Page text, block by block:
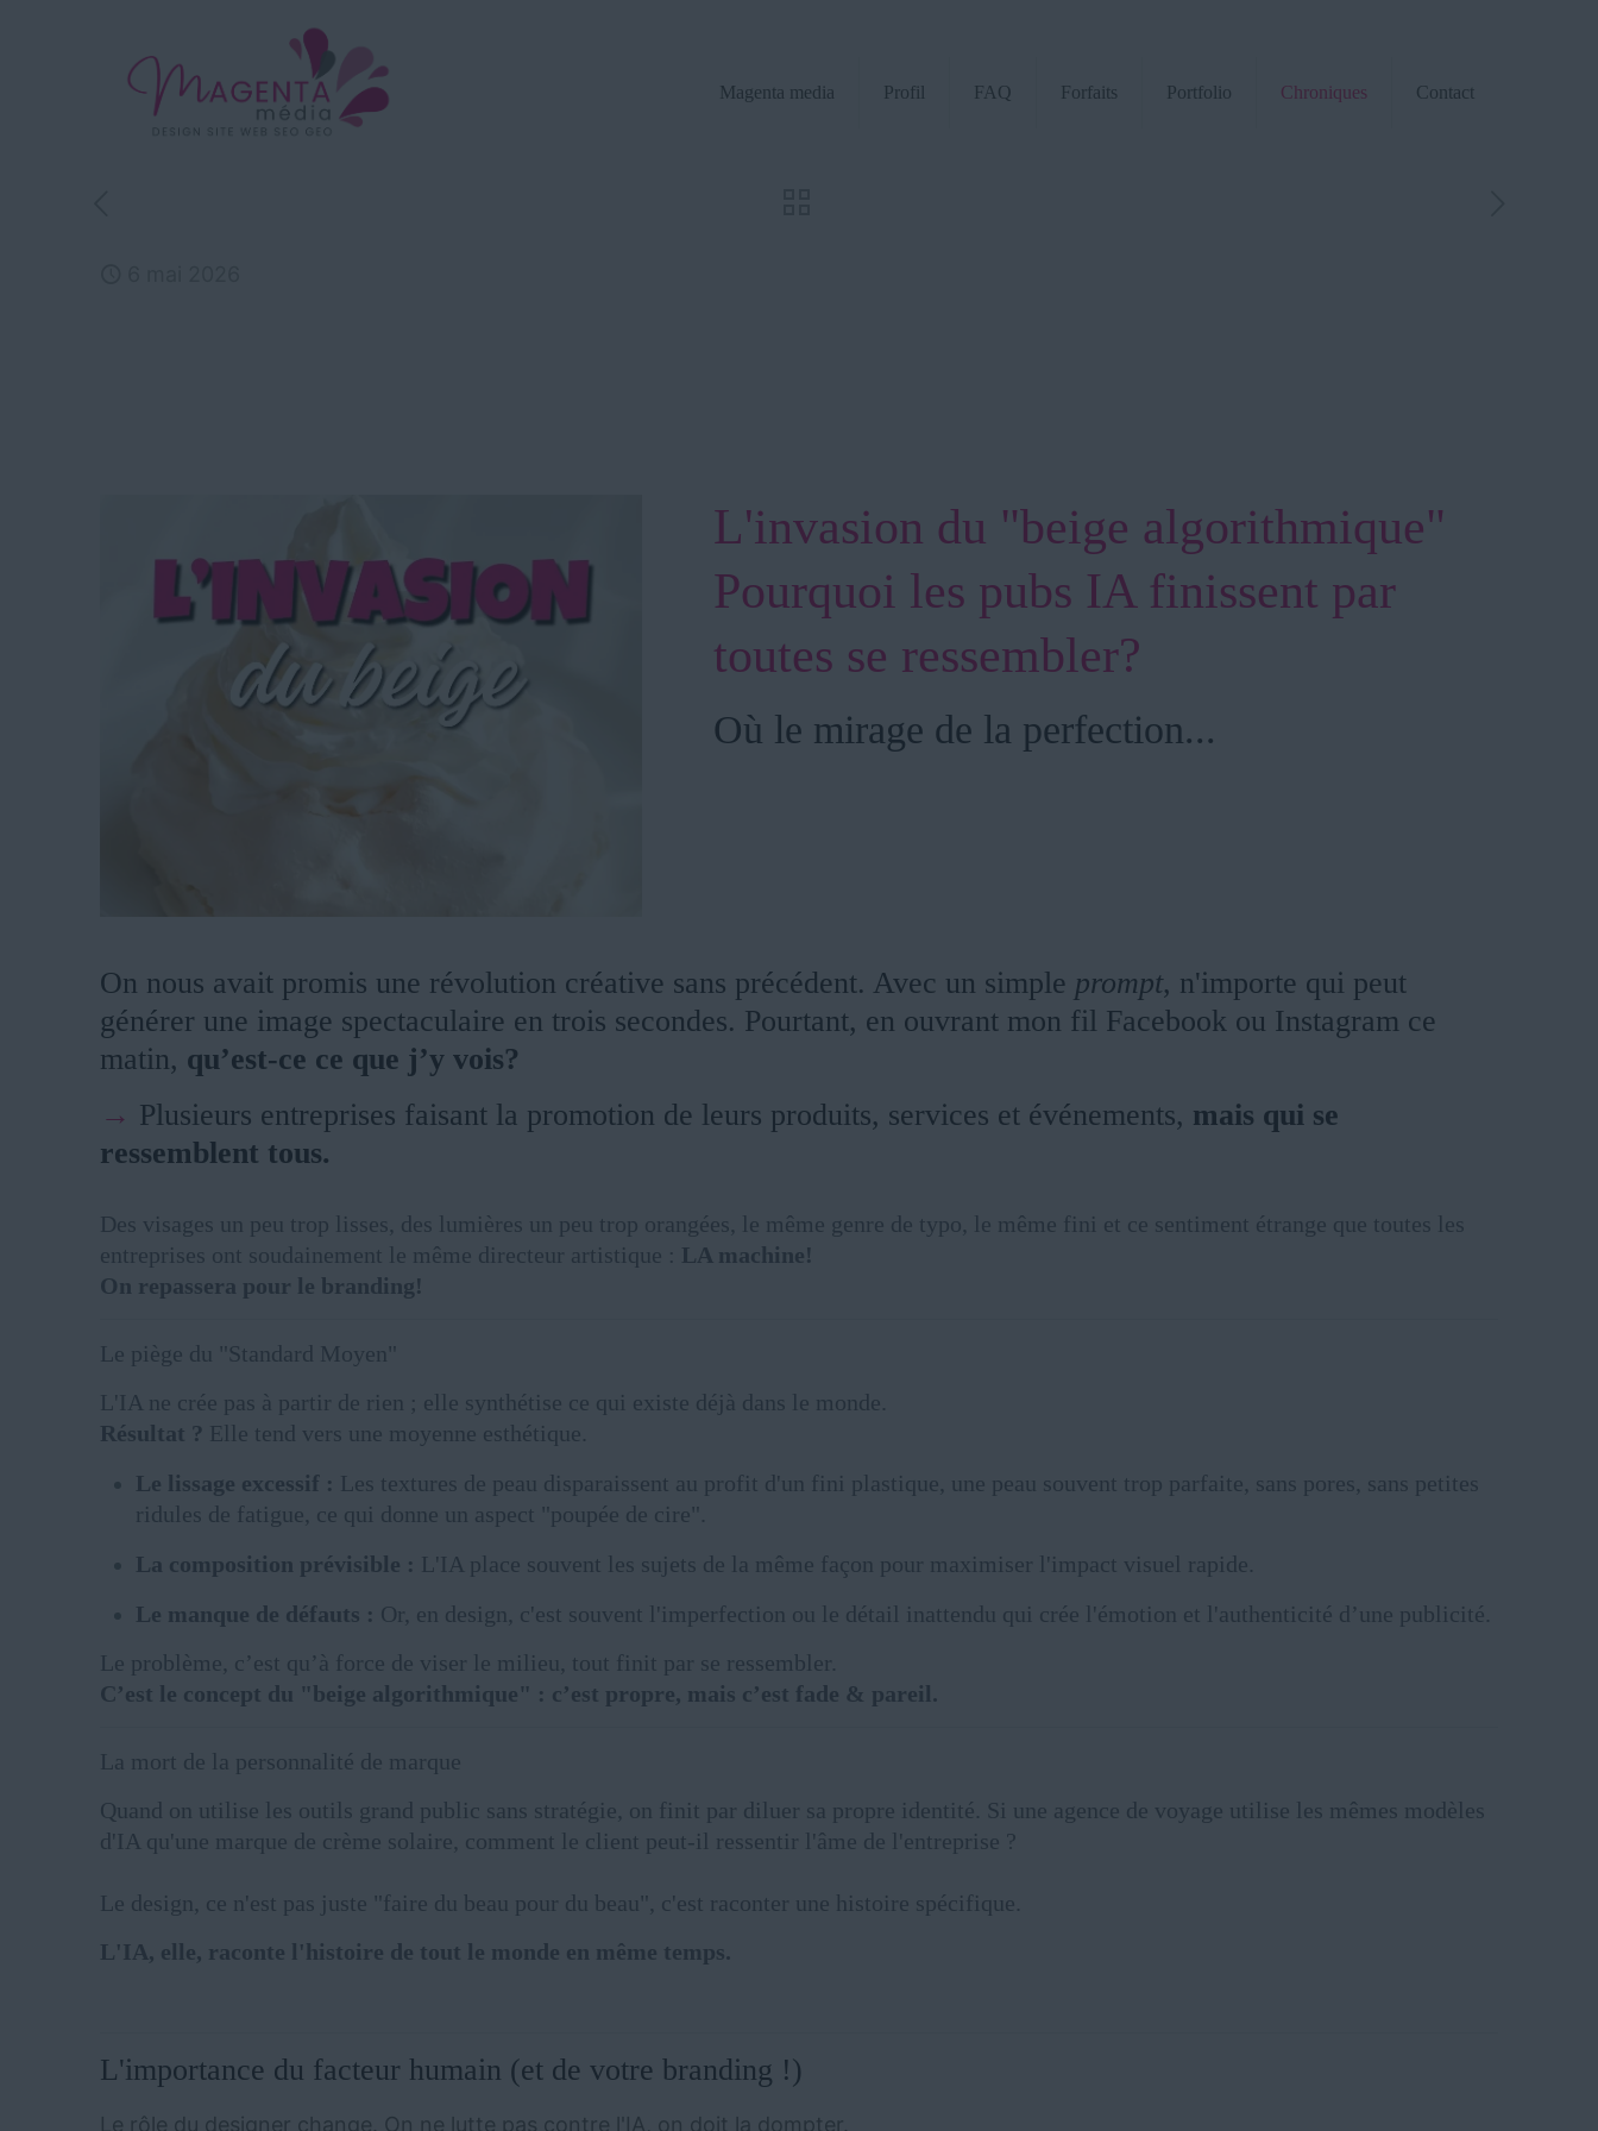
Magenta media Profil FAQ Forfaits Portfolio Chroniques Contact
L'invasion du "beige algorithmique"
Pourquoi les pubs IA finissent par
toutes se ressembler?
Où le mirage de la perfection...
On nous avait promis une révolution créative sans précédent. Avec un simple prompt, n'importe qui peut
générer une image spectaculaire en trois secondes. Pourtant, en ouvrant mon fil Facebook ou Instagram ce
matin, qu’est-ce ce que j’y vois?
→ Plusieurs entreprises faisant la promotion de leurs produits, services et événements, mais qui se
ressemblent tous.
Des visages un peu trop lisses, des lumières un peu trop orangées, le même genre de typo, le même fini et ce sentiment étrange que toutes les
entreprises ont soudainement le même directeur artistique : LA machine!
On repassera pour le branding!
Le piège du "Standard Moyen"
L'IA ne crée pas à partir de rien ; elle synthétise ce qui existe déjà dans le monde.
Résultat ? Elle tend vers une moyenne esthétique.
Le lissage excessif : Les textures de peau disparaissent au profit d'un fini plastique, une peau souvent trop parfaite, sans pores, sans petites
ridules de fatigue, ce qui donne un aspect "poupée de cire".
La composition prévisible : L'IA place souvent les sujets de la même façon pour maximiser l'impact visuel rapide.
Le manque de défauts : Or, en design, c'est souvent l'imperfection ou le détail inattendu qui crée l'émotion et l'authenticité d’une publicité.
Le problème, c’est qu’à force de viser le milieu, tout finit par se ressembler.
C’est le concept du "beige algorithmique" : c’est propre, mais c’est fade & pareil.
La mort de la personnalité de marque
Quand on utilise les outils grand public sans stratégie, on finit par diluer sa propre identité. Si une agence de voyage utilise les mêmes modèles
d'IA qu'une marque de crème solaire, comment le client peut-il ressentir l'âme de l'entreprise ?
Le design, ce n'est pas juste "faire du beau pour du beau", c'est raconter une histoire spécifique.
L'IA, elle, raconte l'histoire de tout le monde en même temps.
L'importance du facteur humain (et de votre branding !)
Le rôle du designer change. On ne lutte pas contre l'IA, on doit la dompter.